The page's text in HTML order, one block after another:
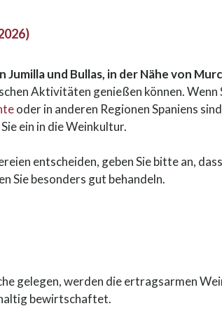
und Bullas, in der Nähe von
Aktivitäten genießen können. Wenn
oder in anderen Regionen Spaniens
ein in die Weinkultur.
entscheiden, geben Sie bitte an,
Sie besonders gut behandeln.
gelegen, werden die ertragsarmen
bewirtschaftet.